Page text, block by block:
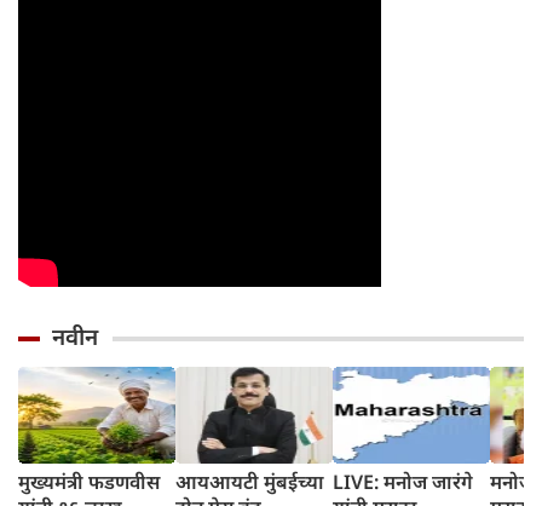
नवीन
मुख्यमंत्री फडणवीस आयआयटी मुंबईच्या LIVE: मनोज जारंगे
मनोज